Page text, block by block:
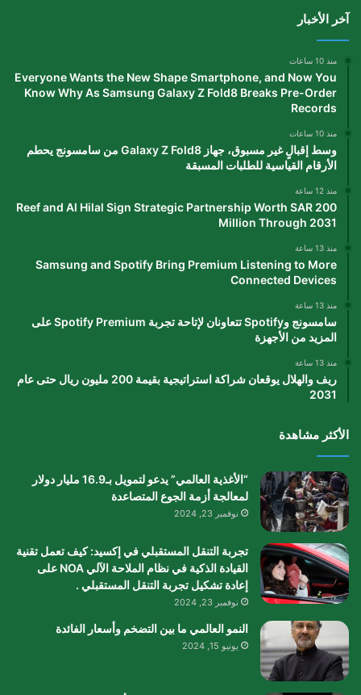
آخر الأخبار
منذ 10 ساعات
Everyone Wants the New Shape Smartphone, and Now You
Know Why As Samsung Galaxy Z Fold8 Breaks Pre-Order
Records
منذ 10 ساعات
وسط إقبالٍ غير مسبوق، جهاز Galaxy Z Fold8 من سامسونج يحطم
الأرقام القياسية للطلبات المسبقة
منذ 12 ساعة
Reef and Al Hilal Sign Strategic Partnership Worth SAR 200
Million Through 2031
منذ 13 ساعة
Samsung and Spotify Bring Premium Listening to More
Connected Devices
منذ 13 ساعة
سامسونج وSpotify تتعاونان لإتاحة تجربة Spotify Premium على
المزيد من الأجهزة
منذ 13 ساعة
ريف والهلال يوقعان شراكة استراتيجية بقيمة 200 مليون ريال حتى عام
2031
الأكثر مشاهدة
“الأغذية العالمي” يدعو لتمويل بـ16.9 مليار دولار
لمعالجة أزمة الجوع المتصاعدة
نوفمبر 23, 2024
تجربة التنقل المستقبلي في إكسيد: كيف تعمل تقنية
القيادة الذكية في نظام الملاحة الآلي NOA على
إعادة تشكيل تجربة التنقل المستقبلي .
نوفمبر 23, 2024
النمو العالمي ما بين التضخم وأسعار الفائدة
يونيو 15, 2024